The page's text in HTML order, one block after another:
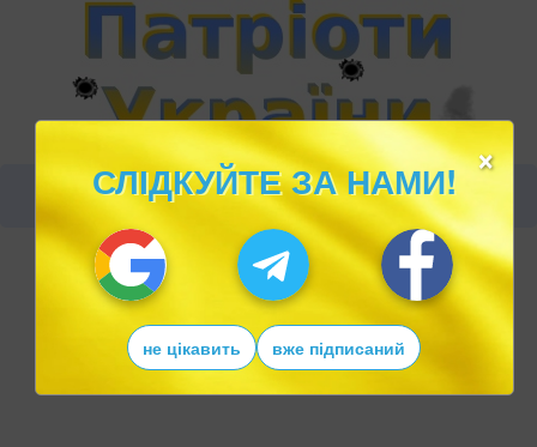
×
СЛІДКУЙТЕ ЗА НАМИ!
не цікавить вже підписаний